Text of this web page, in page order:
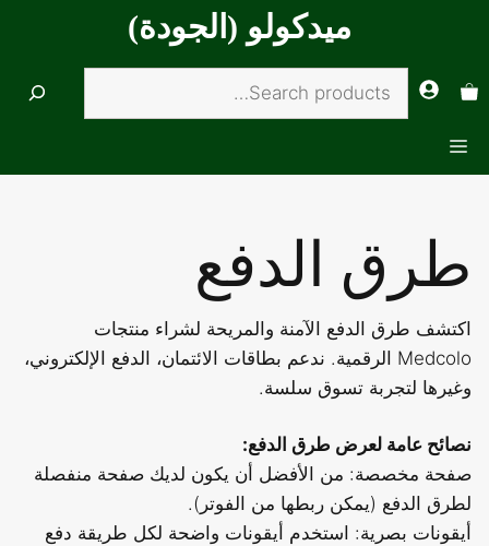
ميدكولو (الجودة)
القائمة
طرق الدفع
اكتشف طرق الدفع الآمنة والمريحة لشراء منتجات
Medcolo الرقمية. ندعم بطاقات الائتمان، الدفع الإلكتروني،
وغيرها لتجربة تسوق سلسة.
نصائح عامة لعرض طرق الدفع:
صفحة مخصصة: من الأفضل أن يكون لديك صفحة منفصلة
لطرق الدفع (يمكن ربطها من الفوتر).
أيقونات بصرية: استخدم أيقونات واضحة لكل طريقة دفع